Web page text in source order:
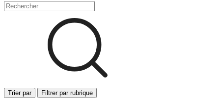
Trier par Filtrer par rubrique